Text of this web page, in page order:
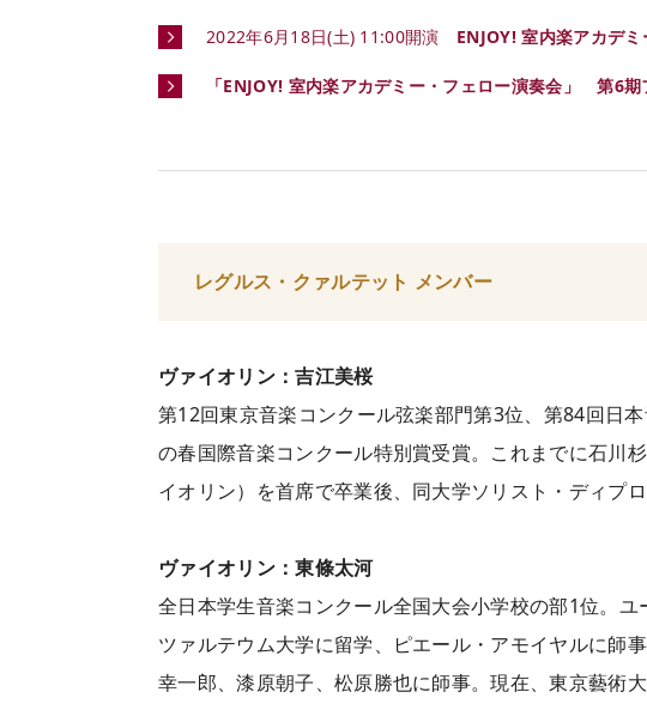
2022年6月18日(土) 11:00開演 ENJOY! 室内楽アカデ
「ENJOY! 室内楽アカデミー・フェロー演奏会」 第6
レグルス・クァルテット メンバー
ヴァイオリン：吉江美桜
第12回東京音楽コンクール弦楽部門第3位、第84回日
の春国際音楽コンクール特別賞受賞。これまでに石川
イオリン）を首席で卒業後、同大学ソリスト・ディプ
ヴァイオリン：東條太河
全日本学生音楽コンクール全国大会小学校の部1位。
ツァルテウム大学に留学、ピエール・アモイヤルに師
幸一郎、漆原朝子、松原勝也に師事。現在、東京藝術